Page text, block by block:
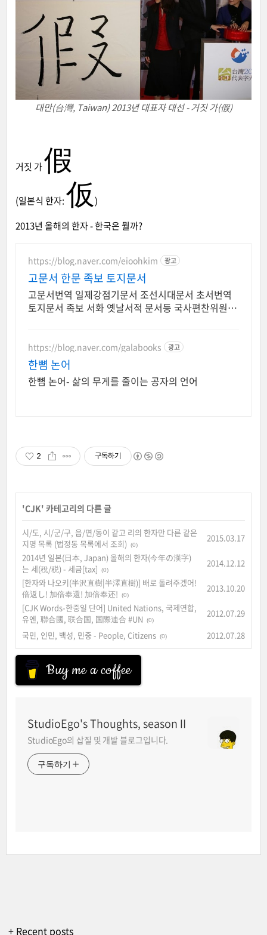
대만(台灣, Taiwan) 2013년 대표자 대선 - 거짓 가(假)
거짓 가假
(일본식 한자:仮)
2013년 올해의 한자 - 한국은 뭘까?
https://blog.naver.com/eioohkim 광고
고문서 한문 족보 토지문서
고문서번역 일제강점기문서 조선시대문서 초서번역
토지문서 족보 서화 옛날서적 문서등 국사편찬위원회
https://blog.naver.com/galabooks 광고
한뼘 논어
한뼘 논어- 삶의 무게를 줄이는 공자의 언어
2 구독하기
'CJK' 카테고리의 다른 글
시/도, 시/군/구, 읍/면/동이 같고 리의 한자만 다른 같은
지명 목록 (법정동 목록에서 조회)
(0)
2015.03.17
2014년 일본(日本, Japan) 올해의 한자(今年の漢字)
는 세(稅/税) - 세금[tax]
(0)
2014.12.12
[한자와 나오키(半沢直樹|半澤直樹)] 배로 돌려주겠어!
倍返し! 加倍奉還! 加倍奉还!
(0)
2013.10.20
[CJK Words-한중일 단어] United Nations, 국제연합,
유엔, 聯合國, 联合国, 国際連合 #UN
(0)
2012.07.29
국민, 인민, 백성, 민중 - People, Citizens (0) 2012.07.28
Buy me a coffee
StudioEgo's Thoughts, seasonⅡ
StudioEgo의 삽질 및 개발 블로그입니다.
구독하기
+ Recent posts